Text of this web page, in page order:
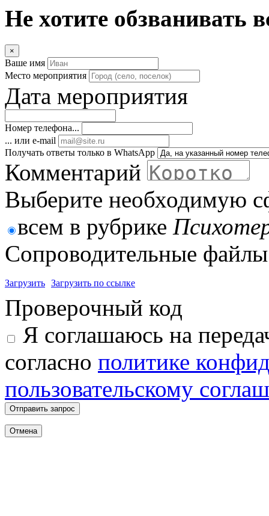
Не хотите обзванивать
×
Ваше имя
Место мероприятия
Дата мероприятия
Номер телефона...
... или e-mail
Получать ответы только в WhatsApp
Комментарий
Выберите необходимую
всем в рубрике
Сопроводительные
Загрузить Загрузить по ссылке
Проверочный код
Я соглашаюсь на
согласно политике
пользовательскому
Отправить запрос
Отмена